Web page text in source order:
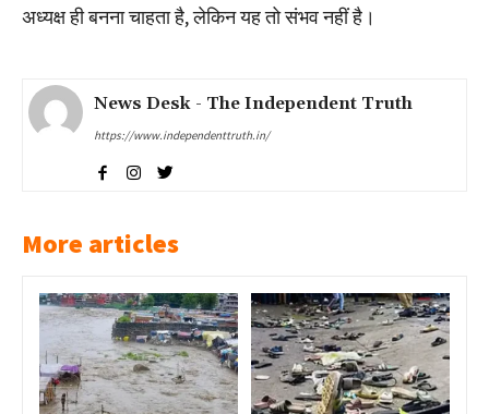
अध्यक्ष ही बनना चाहता है, लेकिन यह तो संभव नहीं है।
News Desk - The Independent Truth
https://www.independenttruth.in/
More articles